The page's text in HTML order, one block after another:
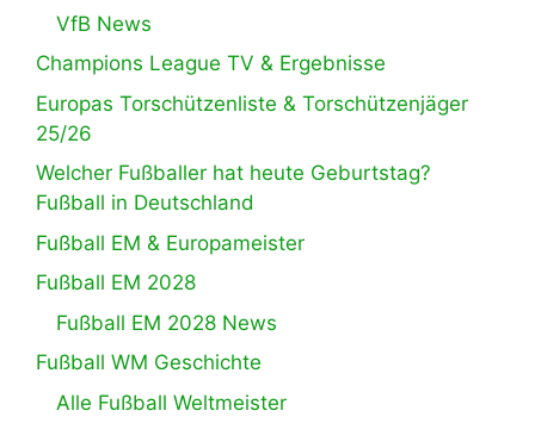
VfB News
Champions League TV & Ergebnisse
Europas Torschützenliste & Torschützenjäger
25/26
Welcher Fußballer hat heute Geburtstag?
Fußball in Deutschland
Fußball EM & Europameister
Fußball EM 2028
Fußball EM 2028 News
Fußball WM Geschichte
Alle Fußball Weltmeister